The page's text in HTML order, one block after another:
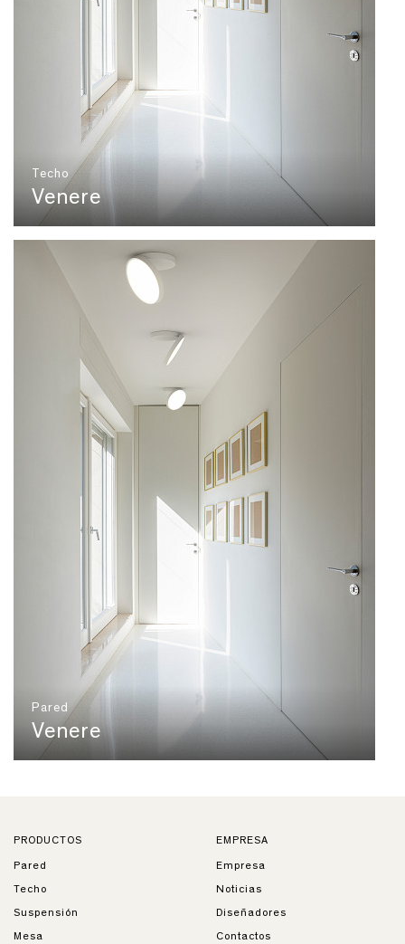
Techo
Venere
Pared
Venere
PRODUCTOS
Pared
Techo
Suspensión
Mesa
EMPRESA
Empresa
Noticias
Diseñadores
Contactos